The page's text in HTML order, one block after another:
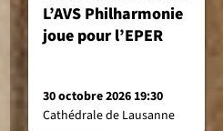
L’AVS Philharmonie
joue pour l’EPER
30 octobre 2026 19:30
Cathédrale de Lausanne